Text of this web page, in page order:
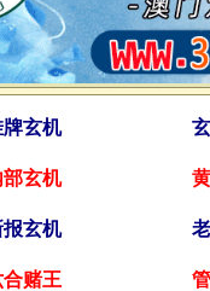
玄机
玄机
玄机
赌王